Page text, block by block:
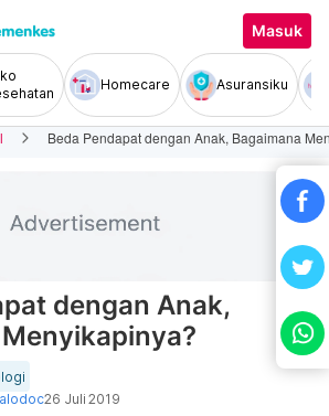
Masuk
Homecare Asuransiku
Beda Pendapat dengan Anak, Bagaimana
dengan Anak,
26 Juli 2019